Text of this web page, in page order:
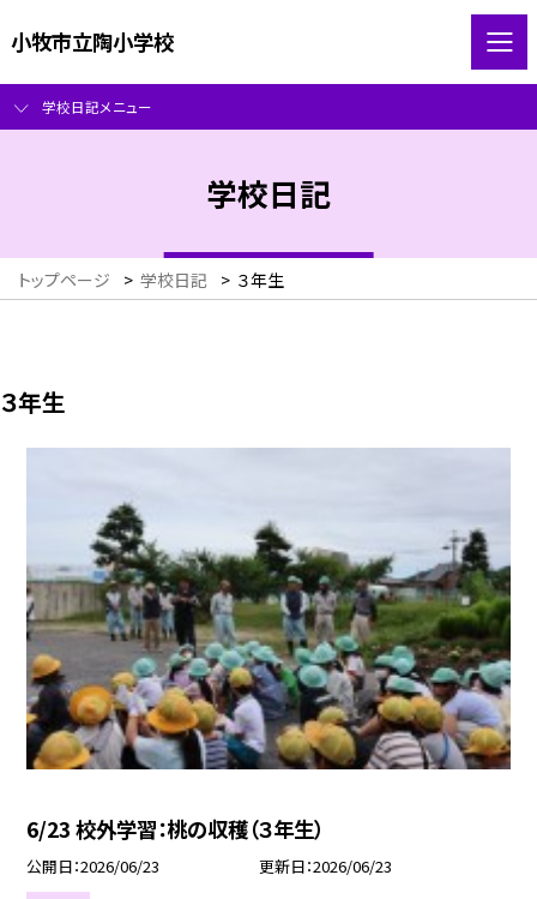
小牧市立陶小学校
学校日記メニュー
学校日記
トップページ > 学校日記 > ３年生
３年生
6/23 校外学習：桃の収穫（３年生）
公開日 2026/06/23 更新日 2026/06/23